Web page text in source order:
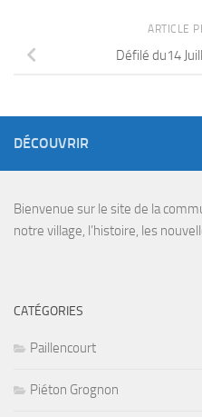
ARTICLE
Défilé du14
DÉCOUVRIR
Bienvenue sur le site de la
notre village, l’histoire, les
CATÉGORIES
Paillencourt
Piéton Grognon